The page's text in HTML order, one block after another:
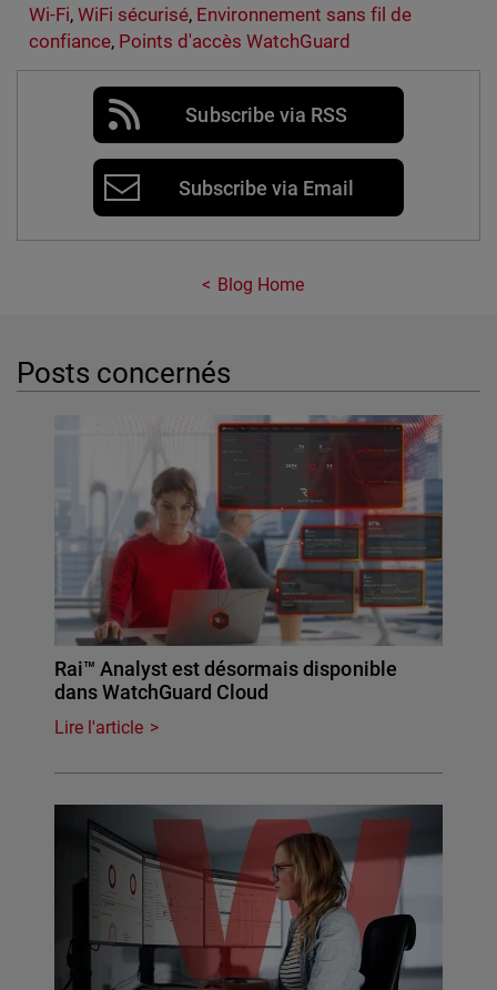
Wi-Fi, WiFi sécurisé, Environnement sans fil de
confiance, Points d'accès WatchGuard
Subscribe via RSS
Subscribe via Email
Blog Home
Posts concernés
Rai™ Analyst est désormais disponible
dans WatchGuard Cloud
Lire l'article